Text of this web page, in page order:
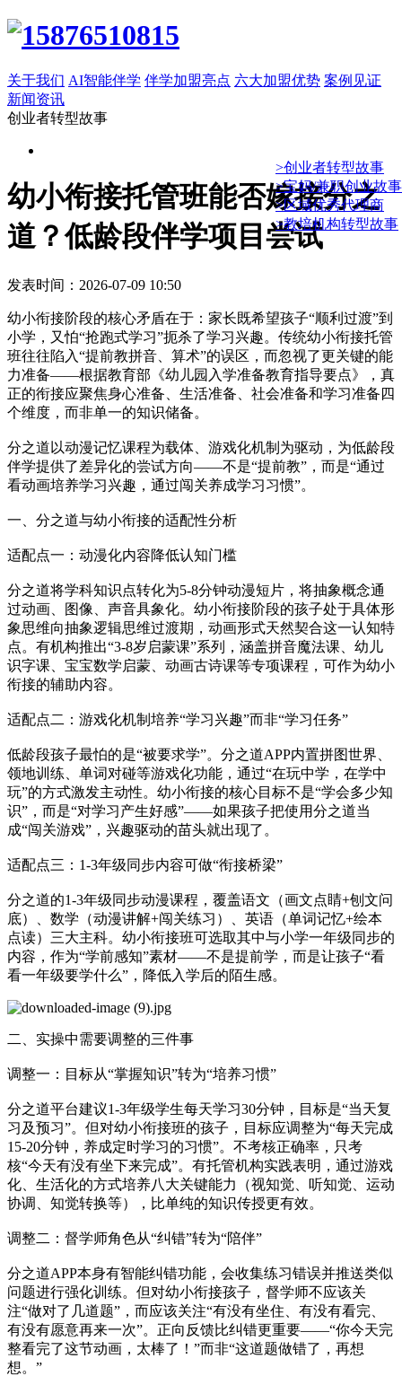
关于我们 AI智能伴学 伴学加盟亮点 六大加盟优势 案例见证
新闻资讯
创业者转型故事
>创业者转型故事
>宝妈/兼职创业故事
>区域优秀代理商
>教培机构转型故事
幼小衔接托管班能否嫁接分之
道？低龄段伴学项目尝试
发表时间：2026-07-09 10:50
幼小衔接阶段的核心矛盾在于：家长既希望孩子“顺利过渡”到
小学，又怕“抢跑式学习”扼杀了学习兴趣。传统幼小衔接托管
班往往陷入“提前教拼音、算术”的误区，而忽视了更关键的能
力准备——根据教育部《幼儿园入学准备教育指导要点》，真
正的衔接应聚焦身心准备、生活准备、社会准备和学习准备四
个维度，而非单一的知识储备。
分之道以动漫记忆课程为载体、游戏化机制为驱动，为低龄段
伴学提供了差异化的尝试方向——不是“提前教”，而是“通过
看动画培养学习兴趣，通过闯关养成学习习惯”。
一、分之道与幼小衔接的适配性分析
适配点一：动漫化内容降低认知门槛
分之道将学科知识点转化为5-8分钟动漫短片，将抽象概念通
过动画、图像、声音具象化。幼小衔接阶段的孩子处于具体形
象思维向抽象逻辑思维过渡期，动画形式天然契合这一认知特
点。有机构推出“3-8岁启蒙课”系列，涵盖拼音魔法课、幼儿
识字课、宝宝数学启蒙、动画古诗课等专项课程，可作为幼小
衔接的辅助内容。
适配点二：游戏化机制培养“学习兴趣”而非“学习任务”
低龄段孩子最怕的是“被要求学”。分之道APP内置拼图世界、
领地训练、单词对碰等游戏化功能，通过“在玩中学，在学中
玩”的方式激发主动性。幼小衔接的核心目标不是“学会多少知
识”，而是“对学习产生好感”——如果孩子把使用分之道当
成“闯关游戏”，兴趣驱动的苗头就出现了。
适配点三：1-3年级同步内容可做“衔接桥梁”
分之道的1-3年级同步动漫课程，覆盖语文（画文点睛+刨文问
底）、数学（动漫讲解+闯关练习）、英语（单词记忆+绘本
点读）三大主科。幼小衔接班可选取其中与小学一年级同步的
内容，作为“学前感知”素材——不是提前学，而是让孩子“看
看一年级要学什么”，降低入学后的陌生感。
二、实操中需要调整的三件事
调整一：目标从“掌握知识”转为“培养习惯”
分之道平台建议1-3年级学生每天学习30分钟，目标是“当天复
习及预习”。但对幼小衔接班的孩子，目标应调整为“每天完成
15-20分钟，养成定时学习的习惯”。不考核正确率，只考
核“今天有没有坐下来完成”。有托管机构实践表明，通过游戏
化、生活化的方式培养八大关键能力（视知觉、听知觉、运动
协调、知觉转换等），比单纯的知识传授更有效。
调整二：督学师角色从“纠错”转为“陪伴”
分之道APP本身有智能纠错功能，会收集练习错误并推送类似
问题进行强化训练。但对幼小衔接孩子，督学师不应该关
注“做对了几道题”，而应该关注“有没有坐住、有没有看完、
有没有愿意再来一次”。正向反馈比纠错更重要——“你今天完
整看完了这节动画，太棒了！”而非“这道题做错了，再想
想。”